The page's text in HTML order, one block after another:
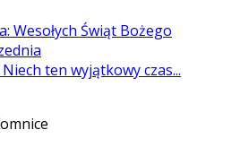
Wesołych Świąt Bożego
ten wyjątkowy czas...